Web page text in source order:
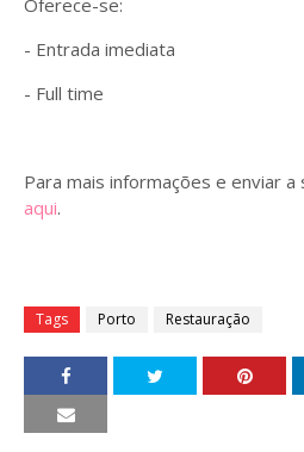
Oferece-se:
- Entrada imediata
- Full time
Para mais informações e enviar a
aqui.
Tags Porto Restauração